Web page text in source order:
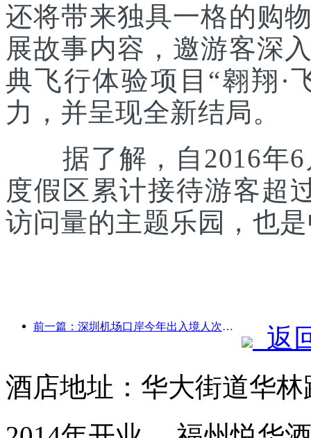
还将带来独具一格的购
展故事内容，邀游客深
典飞行体验项目“翱翔·
力，并呈现全新结局。
据了解，自2016年6
度假区累计接待游客超
访问量的主题乐园，也
前一篇：深圳机场口岸今年出入境人次突破300万，创历史同期新高
返
酒店地址：华大街道华林